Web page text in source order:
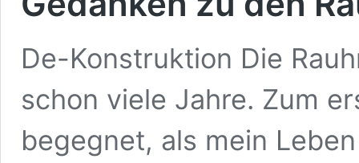
De-Konstruktion Die
schon viele Jahre. Zum
begegnet, als mein